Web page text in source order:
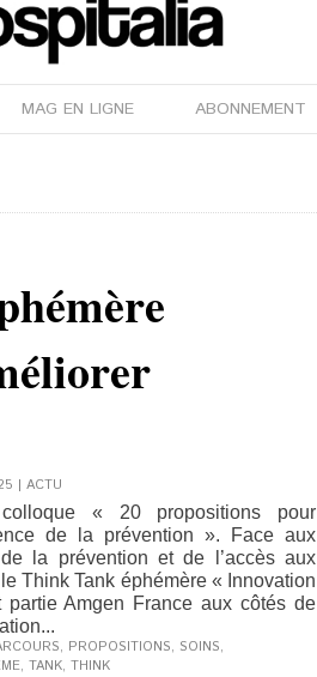
MAG EN LIGNE ABONNEMENT
| ACTU
« 20 propositions pour
de la prévention ». Face aux
la prévention et de l’accès aux
Think Tank éphémère « Innovation
partie Amgen France aux côtés de
, PROPOSITIONS, SOINS,
, TANK, THINK